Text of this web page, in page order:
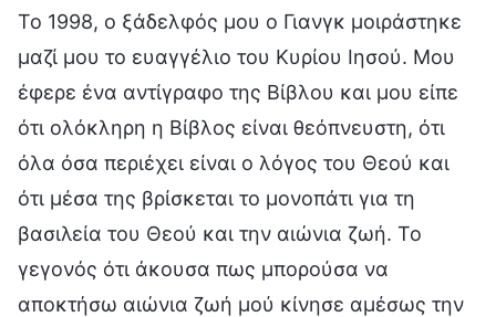
Το 1998, ο ξάδελφός μου ο Γιανγκ μοιράστηκε
μαζί μου το ευαγγέλιο του Κυρίου Ιησού. Μου
έφερε ένα αντίγραφο της Βίβλου και μου είπε
ότι ολόκληρη η Βίβλος είναι θεόπνευστη, ότι
όλα όσα περιέχει είναι ο λόγος του Θεού και
ότι μέσα της βρίσκεται το μονοπάτι για τη
βασιλεία του Θεού και την αιώνια ζωή. Το
γεγονός ότι άκουσα πως μπορούσα να
αποκτήσω αιώνια ζωή μού κίνησε αμέσως την